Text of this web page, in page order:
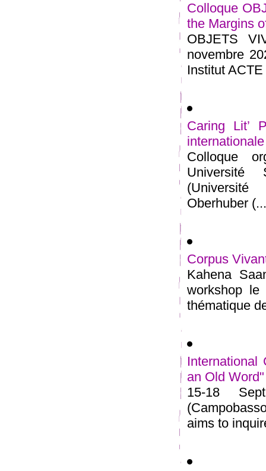
Colloque
the Margins
OBJETS
novembre
Institut
Caring Lit’
Colloque
Université
Oberhuber
Corpus
Kahena
workshop le
thématique
International
an Old Word"
15-18
aims to